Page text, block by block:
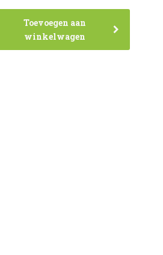
Toevoegen aan
winkelwagen